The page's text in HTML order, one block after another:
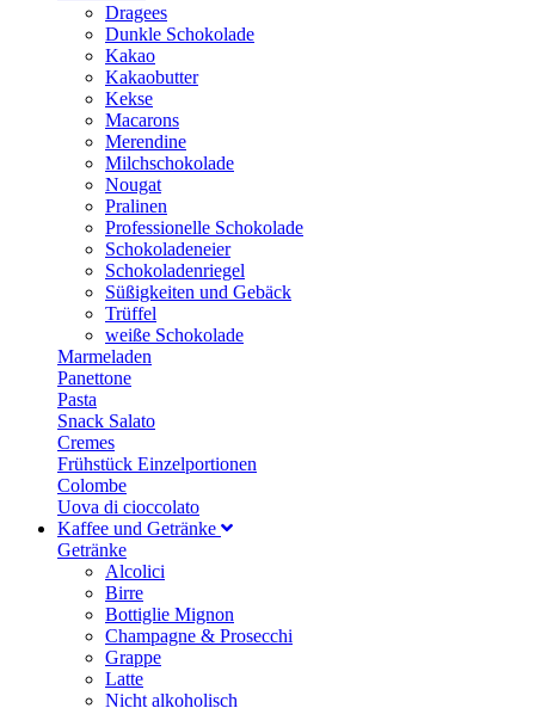
Dragees
Dunkle Schokolade
Kakao
Kakaobutter
Kekse
Macarons
Merendine
Milchschokolade
Nougat
Pralinen
Professionelle Schokolade
Schokoladeneier
Schokoladenriegel
Süßigkeiten und Gebäck
Trüffel
weiße Schokolade
Marmeladen
Panettone
Pasta
Snack Salato
Cremes
Frühstück Einzelportionen
Colombe
Uova di cioccolato
Kaffee und Getränke
Getränke
Alcolici
Birre
Bottiglie Mignon
Champagne & Prosecchi
Grappe
Latte
Nicht alkoholisch